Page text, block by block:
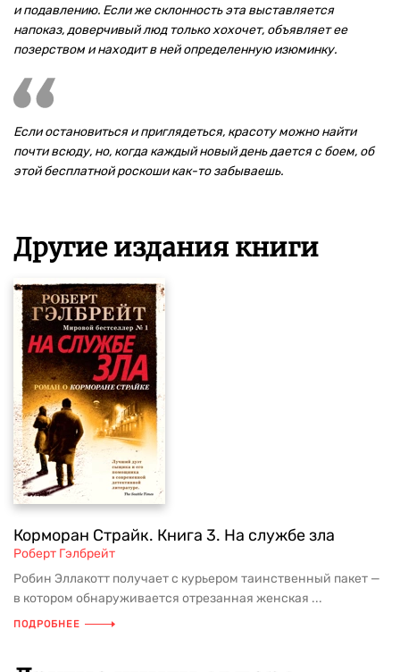
и подавлению. Если же склонность эта выставляется
напоказ, доверчивый люд только хохочет, объявляет ее
позерством и находит в ней определенную изюминку.
Если остановиться и приглядеться, красоту можно найти
почти всюду, но, когда каждый новый день дается с боем, об
этой бесплатной роскоши как-то забываешь.
Другие издания книги
Корморан Страйк. Книга 3. На службе зла
Роберт Гэлбрейт
Робин Эллакотт получает с курьером таинственный пакет —
в котором обнаруживается отрезанная женская ...
ПОДРОБНЕЕ